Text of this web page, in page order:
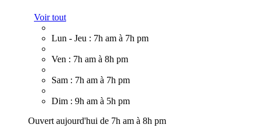
Voir tout
Lun - Jeu : 7h am à 7h pm
Ven : 7h am à 8h pm
Sam : 7h am à 7h pm
Dim : 9h am à 5h pm
Ouvert aujourd'hui de 7h am à 8h pm